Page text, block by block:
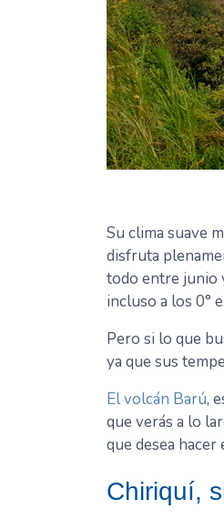
Su clima suave
disfruta
todo entre junio
incluso a los 0°
Pero si lo que
ya que sus
El volcán Barú,
que verás a lo
que desea hacer
Chiriquí,